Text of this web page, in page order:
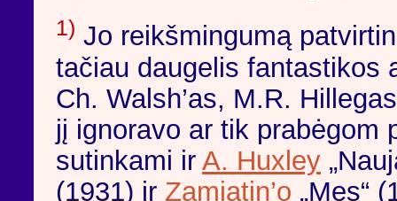
1) Jo reikšmingumą
tačiau daugelis fantastikos
Ch. Walsh’as, M.R.
jį ignoravo ar tik prabėgom
sutinkami ir A. Huxley
(1931) ir Zamiatin’o „Mes“